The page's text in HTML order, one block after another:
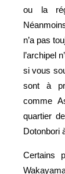
ou la
n’a pas
l’archipel
si vous
sont à
comme
quartier
Dotonbori
Certains